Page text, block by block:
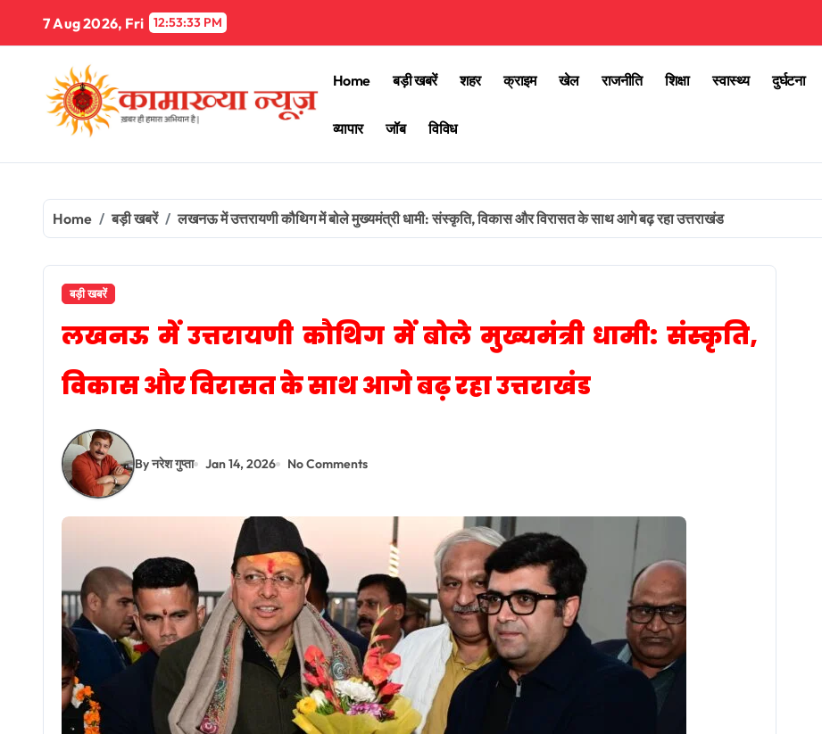
content
7 Aug 2026, Fri 12:53:35 PM
Home बड़ी खबरें शहर क्राइम खेल राजनीति शिक्षा स्वास्थ्य दुर्घटना
व्यापार जॉब विविध
Home बड़ी खबरें लखनऊ में उत्तरायणी कौथिग में बोले मुख्यमंत्री धामी: संस्कृति, विकास और विरासत के साथ आगे बढ़ रहा उत्तराखंड
बड़ी खबरें
लखनऊ में उत्तरायणी कौथिग में बोले मुख्यमंत्री धामी: संस्कृति,
विकास और विरासत के साथ आगे बढ़ रहा उत्तराखंड
By नरेश गुप्ता Jan 14, 2026 No Comments